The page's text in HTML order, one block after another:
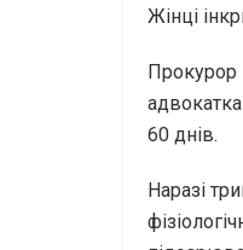
Жінці
Прокурор
60 днів.
Наразі